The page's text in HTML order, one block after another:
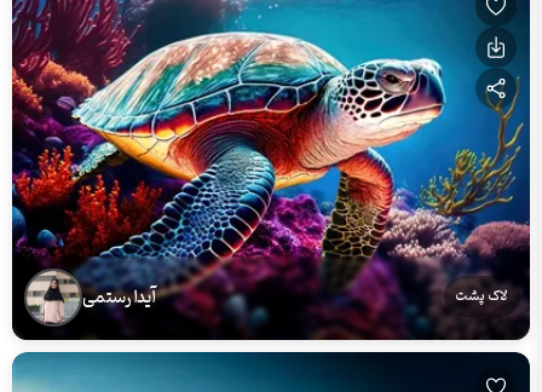
لاک پشت آیدا رستمی